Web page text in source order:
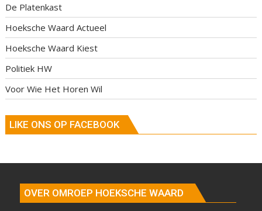
De Platenkast
Hoeksche Waard Actueel
Hoeksche Waard Kiest
Politiek HW
Voor Wie Het Horen Wil
LIKE ONS OP FACEBOOK
OVER OMROEP HOEKSCHE WAARD